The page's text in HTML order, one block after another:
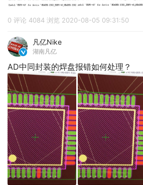
0 评论 4084 浏览 2020-08-05 09:31:50

凡亿Nike
湖南凡亿
AD中同封装的焊盘报错如何处理？